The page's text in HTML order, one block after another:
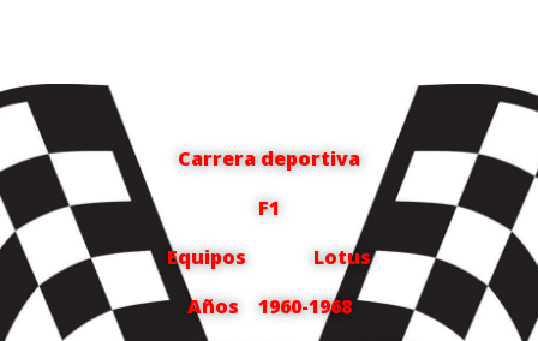
Carrera deportiva
F1
Equipos Lotus
Años 1960-1968